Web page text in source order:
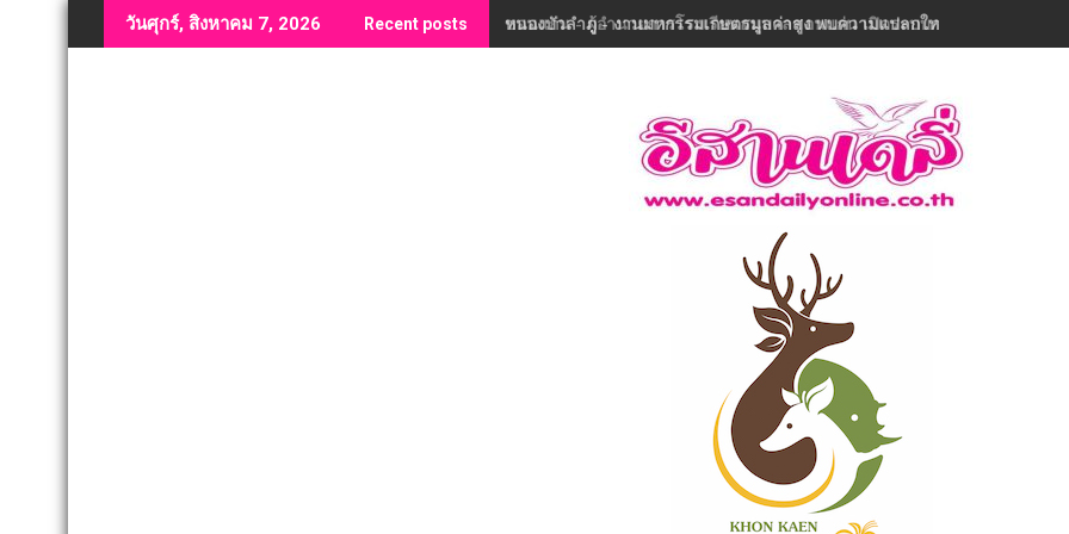
to
วันศุกร์, สิงหาคม 7, 2026 Recent posts หนองบัวลำภู - งานมหกรรมเกษตรมูลค่าสูง พบความแปลกใหม่ในรอบ 32 ปีเ